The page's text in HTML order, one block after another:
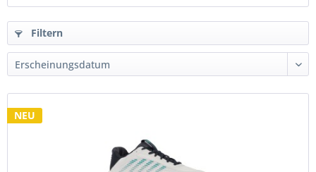
Filtern
NEU